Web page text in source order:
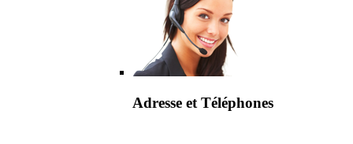
Adresse et Téléphones